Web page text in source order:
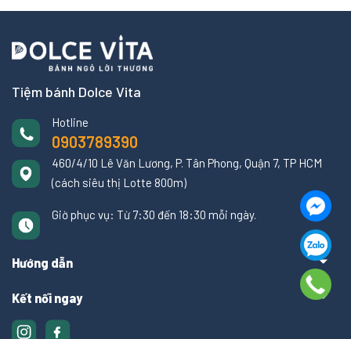
Tiệm bánh Dolce Vita
Hotline
0903789390
460/4/10 Lê Văn Lương, P. Tân Phong, Quận 7, TP HCM
(cách siêu thị Lotte 800m)
Giờ phục vụ: Từ 7:30 đến 18:30 mỗi ngày.
Hướng dẫn
Kết nối ngay